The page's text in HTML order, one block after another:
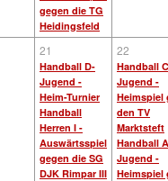
gegen die TG
Heidingsfeld
21
Handball D-
Jugend -
Heim-Turnier
Handball
Herren I -
Auswärtsspiel
gegen die SG
DJK Rimpar III
22
Handball
Jugend -
Heimspiel
den TV
Marktsteft
Handball
Jugend -
Heimspiel